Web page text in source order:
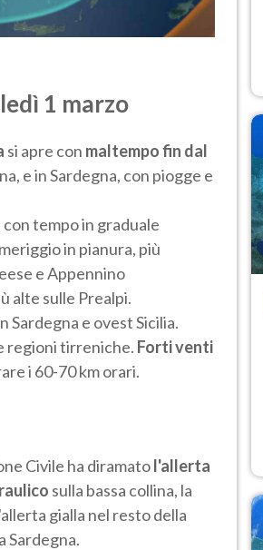
1 marzo
si apre con maltempo fin dal
e in Sardegna, con piogge e
con tempo in graduale
in pianura, più
e Appennino
alte sulle Prealpi.
Sardegna e ovest Sicilia.
regioni tirreniche. Forti venti
i 60-70 km orari.
Civile ha diramatol'allerta
sulla bassa collina, la
gialla nel resto della
Sardegna.